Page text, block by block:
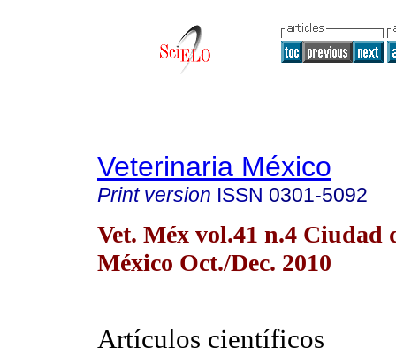
Veterinaria México
Print version ISSN 0301-5092
Vet. Méx vol.41 n.4 Ciudad
México Oct./Dec. 2010
Artículos científicos